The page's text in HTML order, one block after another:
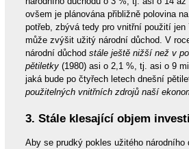
ovšem je plánována přibližně polovina
potřeb, zbývá tedy pro vnitřní použití
může zvýšit užitý národní důchod. V
národní důchod stále ještě nižší než v
pětiletky(1980) asi o 2,1 %, tj. asi o 9
jaká bude po čtyřech letech dnešní
použitelných vnitřních zdrojů naší
3. Stále klesající objem
Aby se prudký pokles užitého národního